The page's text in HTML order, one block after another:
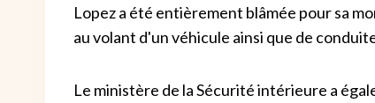
Lopez a été entièrement blâmée pour sa
au volant d'un véhicule ainsi que de
Le ministère de la Sécurité intérieure a